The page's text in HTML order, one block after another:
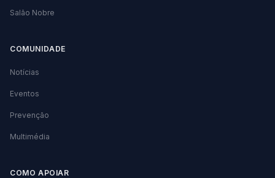
Salão Nobre
COMUNIDADE
Notícias
Eventos
Prevenção
Multimédia
COMO APOIAR